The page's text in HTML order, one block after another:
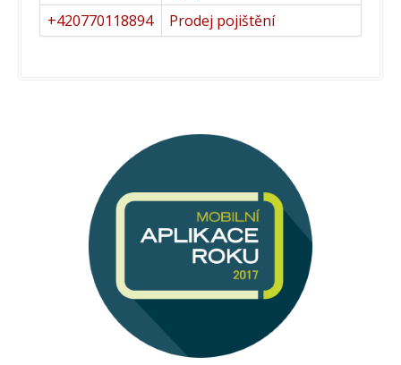
+420770118894
Prodej pojištění